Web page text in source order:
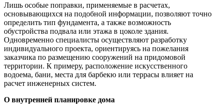
Лишь особые поправки, применяемые в расчетах,
основывающихся на подобной информации, позволяют точно
определить тип фундамента, а также возможность
обустройства подвала или этажа в цоколе здания.
Одновременно специалисты осуществляют разработку
индивидуального проекта, ориентируясь на пожелания
заказчика по размещению сооружений на придомовой
территории. К примеру, расположение искусственного
водоема, бани, места для барбекю или террасы влияет на
расчет инженерных систем.
О внутренней планировке дома